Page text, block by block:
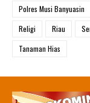
Polres Musi Banyuasin
Religi
Riau
Tanaman Hias